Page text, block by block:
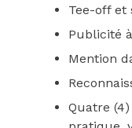
Tee-off et
Publicité
Mention
Quatre